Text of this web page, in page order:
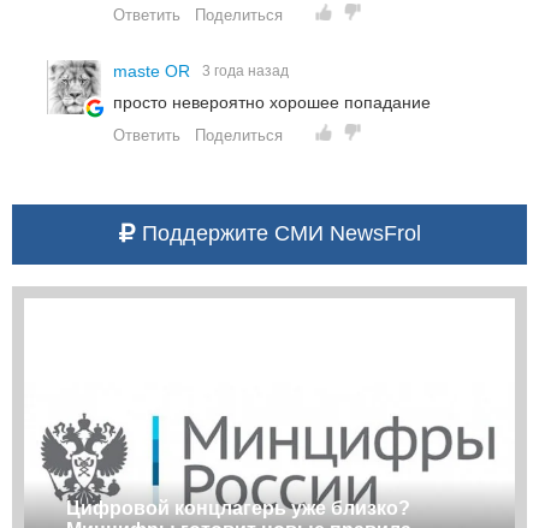
Ответить Поделиться
maste OR 3 года назад
просто невероятно хорошее попадание
Ответить Поделиться
Поддержите СМИ NewsFrol
Цифровой концлагерь уже близко?